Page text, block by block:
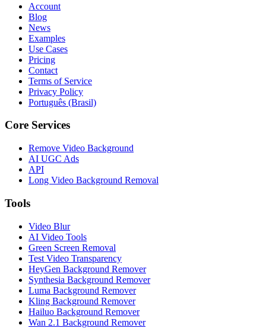
Account
Blog
News
Examples
Use Cases
Pricing
Contact
Terms of Service
Privacy Policy
Português (Brasil)
Core Services
Remove Video Background
AI UGC Ads
API
Long Video Background Removal
Tools
Video Blur
AI Video Tools
Green Screen Removal
Test Video Transparency
HeyGen Background Remover
Synthesia Background Remover
Luma Background Remover
Kling Background Remover
Hailuo Background Remover
Wan 2.1 Background Remover